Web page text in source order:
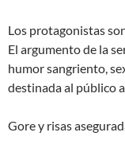
Los protagonistas
El argumento de la
humor sangriento,
destinada al público
Gore y risas